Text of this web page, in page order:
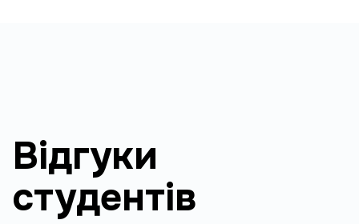
Відгуки
студентів